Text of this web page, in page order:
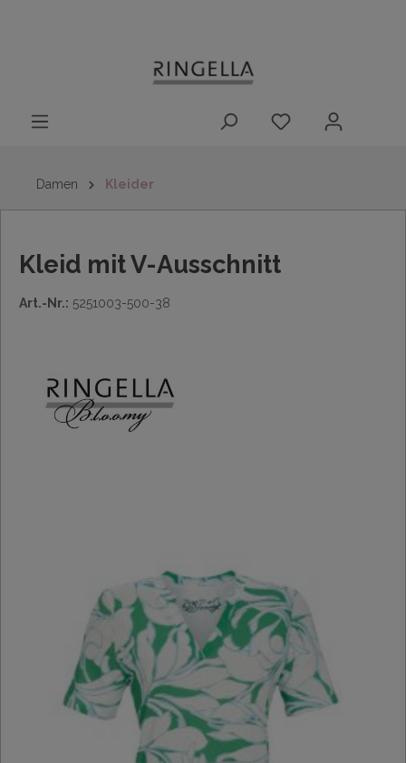
Damen Kleider
Kleid mit V-Ausschnitt
Art.-Nr.: 5251003-500-38